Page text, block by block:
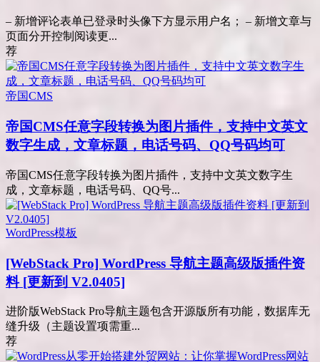
– 新增评论表单已登录时头像下方显示用户名； – 新增文章与
页面分开控制阅读更...
荐
帝国CMS
帝国CMS任意字段转换为图片插件，支持中文英文
数字生成，文章标题，电话号码、QQ号码均可
帝国CMS任意字段转换为图片插件，支持中文英文数字生
成，文章标题，电话号码、QQ号...
WordPress模板
[WebStack Pro] WordPress 导航主题高级版插件资
料 [更新到 V2.0405]
进阶版WebStack Pro导航主题包含开源版所有功能，数据库无
缝升级（主题设置项需重...
荐